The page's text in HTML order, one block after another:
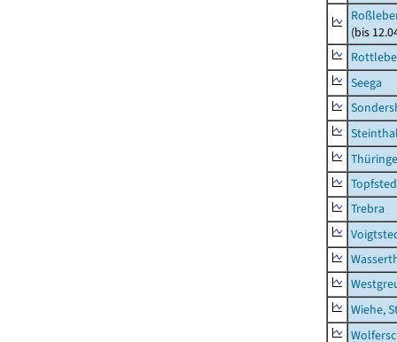
(bis
Seega
Trebra
Wiehe,